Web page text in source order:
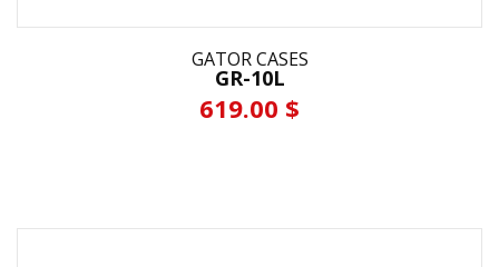
GATOR CASES
GR-10L
619.00 $